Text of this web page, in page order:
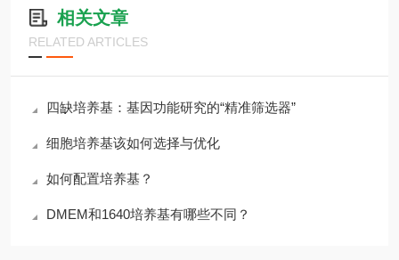
相关文章
RELATED ARTICLES
四缺培养基：基因功能研究的“精准筛选器”
细胞培养基该如何选择与优化
如何配置培养基？
DMEM和1640培养基有哪些不同？